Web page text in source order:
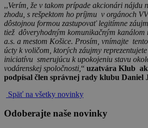
,,Verím, že v takom prípade akcionári nájdu
zhodu, s rešpektom ho príjmu v orgánoch
dôstojnou formou zastupovať legitímne
tiež dôveryhodným komunikačným kanálom
a.s. a mestom Košice. Prosím, vnímajte
úcty k voličom, ktorých záujmy
iniciatívu smerujúcu k upokojeniu stavu
vodárenskej spoločnosti, “ uzatvára Klub
podpísal člen správnej rady klubu Daniel
Späť na všetky novinky
Odoberajte naše novinky